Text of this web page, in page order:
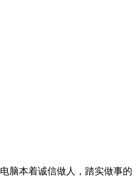
脑本着诚信做人，踏实做事的